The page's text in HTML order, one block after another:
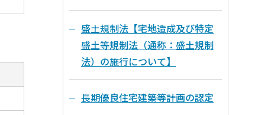
盛土規制法【宅地造成及び特定
盛土等規制法（通称：盛土規制
法）の施行について】
長期優良住宅建築等計画の認定